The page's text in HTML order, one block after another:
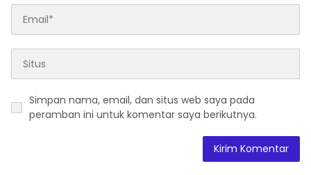
Simpan nama, email, dan situs web saya pada
peramban ini untuk komentar saya berikutnya.